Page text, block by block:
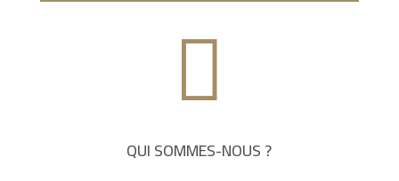

QUI SOMMES-NOUS ?